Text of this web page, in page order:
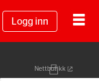
Logg inn
Nettbutikk